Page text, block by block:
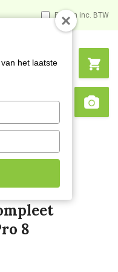
Prijzen inc. BTW
Search
voor Pro 8
8
het laatste